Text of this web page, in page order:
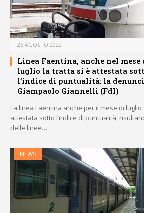
25 AGOSTO 2022
Linea Faentina, anche nel mese
luglio la tratta si è attestata
l’indice di puntualità: la
Giampaolo Giannelli (FdI)
La linea Faentina anche per il mese di luglio
attestata sotto l’indice di puntualità,
delle linee…
NEWS